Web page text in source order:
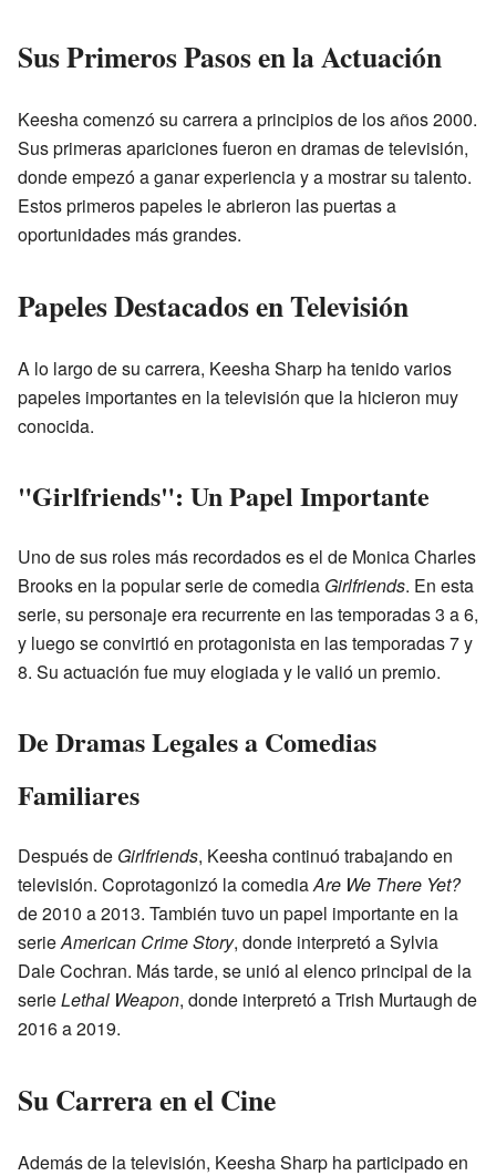
Sus Primeros Pasos en la Actuación
Keesha comenzó su carrera a principios de los años 2000.
Sus primeras apariciones fueron en dramas de televisión,
donde empezó a ganar experiencia y a mostrar su talento.
Estos primeros papeles le abrieron las puertas a
oportunidades más grandes.
Papeles Destacados en Televisión
A lo largo de su carrera, Keesha Sharp ha tenido varios
papeles importantes en la televisión que la hicieron muy
conocida.
"Girlfriends": Un Papel Importante
Uno de sus roles más recordados es el de Monica Charles
Brooks en la popular serie de comedia Girlfriends. En esta
serie, su personaje era recurrente en las temporadas 3 a 6,
y luego se convirtió en protagonista en las temporadas 7 y
8. Su actuación fue muy elogiada y le valió un premio.
De Dramas Legales a Comedias
Familiares
Después de Girlfriends, Keesha continuó trabajando en
televisión. Coprotagonizó la comediaAre We There Yet?
de 2010 a 2013. También tuvo un papel importante en la
serieAmerican Crime Story, donde interpretó a Sylvia
Dale Cochran. Más tarde, se unió al elenco principal de la
serieLethal Weapon, donde interpretó a Trish Murtaugh de
2016 a 2019.
Su Carrera en el Cine
Además de la televisión, Keesha Sharp ha participado en